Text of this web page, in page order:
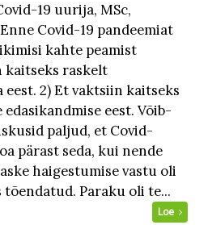
19 uurija, MSc,
Covid-19 pandeemiat
kahte peamist
kaitseks raskelt
2) Et vaktsiin kaitseks
eest. Võib-
paljud, et Covid-
pärast seda, kui nende
haigestumise vastu oli
Paraku oli te...
Loe